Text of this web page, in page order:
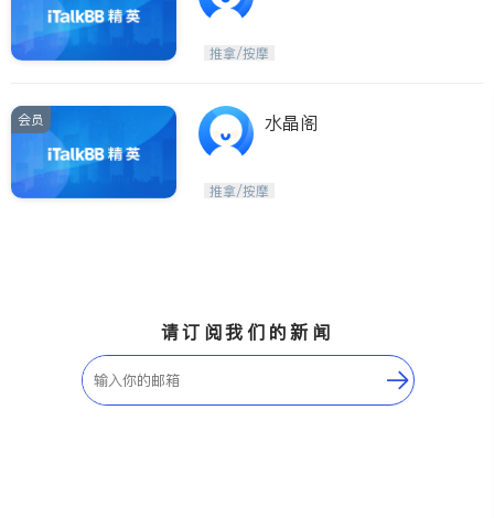
推拿/按摩
会员 水晶阁
推拿/按摩
请订阅我们的新闻